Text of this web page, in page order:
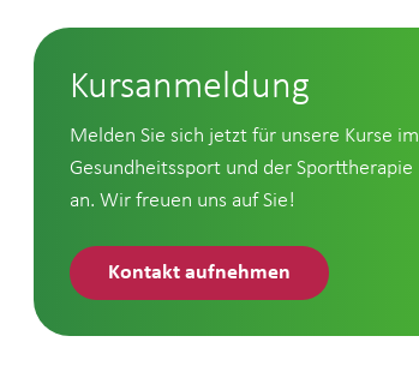
Kursanmeldung
Melden Sie sich jetzt für unsere Kurse im
Gesundheitssport und der Sporttherapie
an. Wir freuen uns auf Sie!
Kontakt aufnehmen